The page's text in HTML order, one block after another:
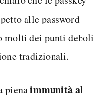
alle password
molti dei punti deboli
tradizionali.
pienaimmunità al